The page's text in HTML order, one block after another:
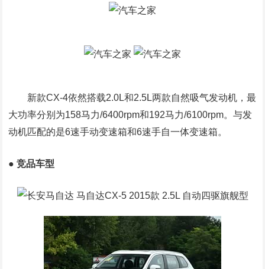
新款CX-4依然搭载2.0L和2.5L两款自然吸气发动机，最
大功率分别为158马力/6400rpm和192马力/6100rpm。与发
动机匹配的是6速手动变速箱和6速手自一体变速箱。
● 竞品车型